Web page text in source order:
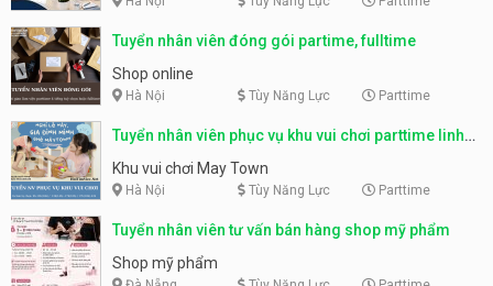
Tuyển nhân viên đóng gói partime, fulltime
Shop online
Hà Nội Tùy Năng Lực Parttime
Tuyển nhân viên phục vụ khu vui chơi parttime linh
động
Khu vui chơi May Town
Hà Nội Tùy Năng Lực Parttime
Tuyển nhân viên tư vấn bán hàng shop mỹ phẩm
Shop mỹ phẩm